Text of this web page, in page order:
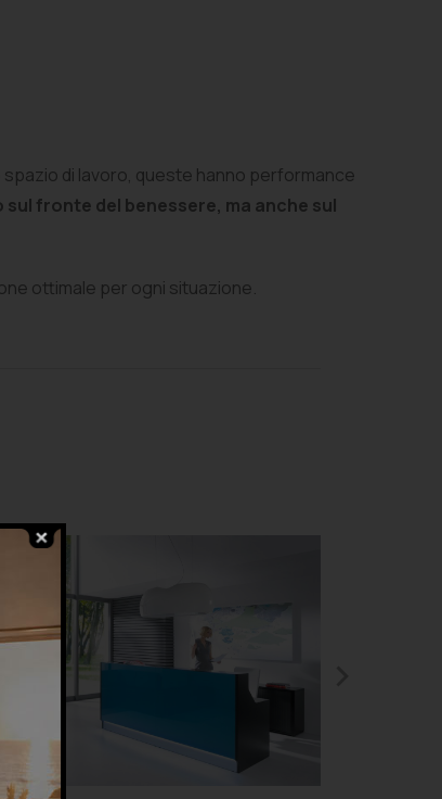
di lavoro, queste hanno performance
fronte del benessere, ma anche sul
ottimale per ogni situazione.